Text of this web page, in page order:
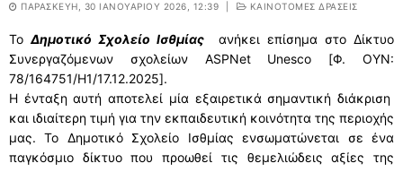
ΠΑΡΑΣΚΕΥΉ, 30 ΙΑΝΟΥΑΡΊΟΥ 2026, 12:39 ΚΑΙΝΟΤΟΜΕΣ ΔΡΑΣΕΙΣ
To Δημοτικό Σχολείο Ισθμίας ανήκει επίσημα στο Δίκτυο
Συνεργαζόμενων σχολείων ASPNet Unesco [Φ. ΟΥΝ:
78/164751/Η1/17.12.2025].
Η ένταξη αυτή αποτελεί μία εξαιρετικά σημαντική διάκριση
και ιδιαίτερη τιμή για την εκπαιδευτική κοινότητα της περιοχής
μας. Το Δημοτικό Σχολείο Ισθμίας ενσωματώνεται σε ένα
παγκόσμιο δίκτυο που προωθεί τις θεμελιώδεις αξίες της